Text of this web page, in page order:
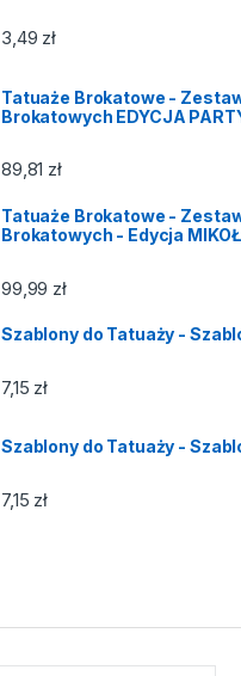
3,49 zł
Tatuaże Brokatowe -
Brokatowych EDYCJA
89,81 zł
Tatuaże Brokatowe -
Brokatowych - Edycja
99,99 zł
Szablony do Tatuaży -
7,15 zł
Szablony do Tatuaży -
7,15 zł